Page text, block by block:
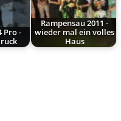
Pro -
Rampensau 2011 -
wieder mal ein volles
Haus